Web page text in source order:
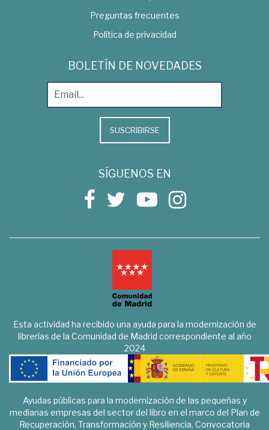
Preguntas frecuentes
Política de privacidad
BOLETÍN DE NOVEDADES
SUSCRIBIRSE
SÍGUENOS EN
Esta actividad ha recibido una ayuda para la modernización de
librerías de la Comunidad de Madrid correspondiente al año
2024
Ayudas públicas para la modernización de las pequeñas y
medianas empresas del sector del libro en el marco del Plan de
Recuperación, Transformación y Resiliencia. Convocatoria